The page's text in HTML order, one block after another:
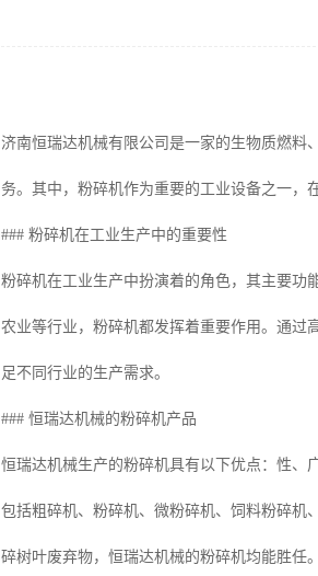
济南恒瑞达机械有限公司是一家的生物质燃料
务。其中，粉碎机作为重要的工业设备之一，
### 粉碎机在工业生产中的重要性
粉碎机在工业生产中扮演着的角色，其主要功
农业等行业，粉碎机都发挥着重要作用。通过
足不同行业的生产需求。
### 恒瑞达机械的粉碎机产品
恒瑞达机械生产的粉碎机具有以下优点：性、
包括粗碎机、粉碎机、微粉碎机、饲料粉碎机
碎树叶废弃物，恒瑞达机械的粉碎机均能胜任。